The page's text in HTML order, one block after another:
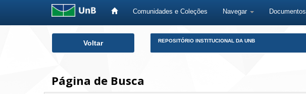
Comunidades e Coleções Navegar Documentos
Voltar REPOSITÓRIO INSTITUCIONAL DA UNB
Página de Busca